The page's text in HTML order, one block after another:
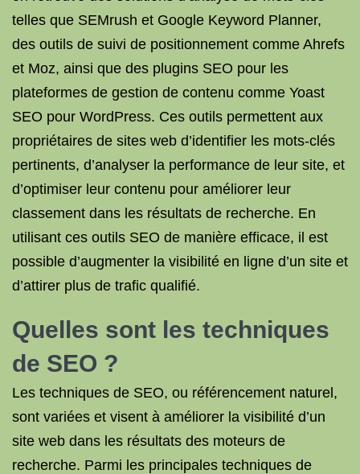
telles que SEMrush et Google Keyword Planner,
des outils de suivi de positionnement comme Ahrefs
et Moz, ainsi que des plugins SEO pour les
plateformes de gestion de contenu comme Yoast
SEO pour WordPress. Ces outils permettent aux
propriétaires de sites web d’identifier les mots-clés
pertinents, d’analyser la performance de leur site, et
d’optimiser leur contenu pour améliorer leur
classement dans les résultats de recherche. En
utilisant ces outils SEO de manière efficace, il est
possible d’augmenter la visibilité en ligne d’un site et
d’attirer plus de trafic qualifié.
Quelles sont les techniques
de SEO ?
Les techniques de SEO, ou référencement naturel,
sont variées et visent à améliorer la visibilité d’un
site web dans les résultats des moteurs de
recherche. Parmi les principales techniques de